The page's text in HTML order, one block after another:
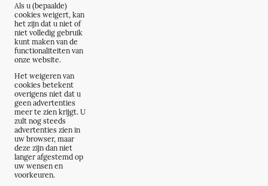
Als u (bepaalde)
cookies weigert, kan
het zijn dat u niet of
niet volledig gebruik
kunt maken van de
functionaliteiten van
onze website.
Het weigeren van
cookies betekent
overigens niet dat u
geen advertenties
meer te zien krijgt. U
zult nog steeds
advertenties zien in
uw browser, maar
deze zijn dan niet
langer afgestemd op
uw wensen en
voorkeuren.